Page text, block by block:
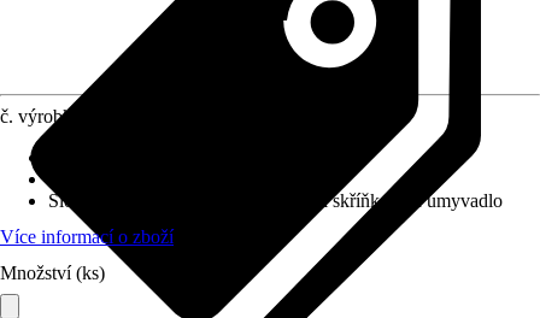
č. výrobku
Složení výrobku
Umyvadlo, Spodní skříňka pod umyvadlo
Více informací o zboží
Množství (ks)